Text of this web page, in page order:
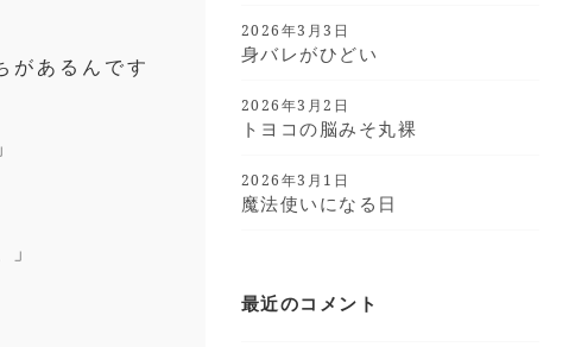
があるんです
2026年3月3日
身バレがひどい
2026年3月2日
トヨコの脳みそ丸裸
2026年3月1日
魔法使いになる日
最近のコメント